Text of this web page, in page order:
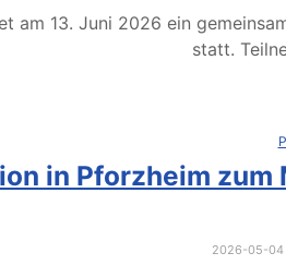
am 13. Juni 2026 ein
statt.
in Pforzheim zum
2026-05-04